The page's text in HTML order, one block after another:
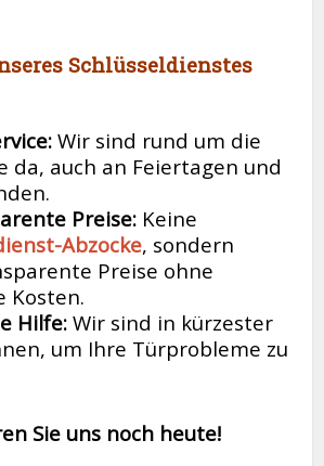
Schlüsseldienstes
Wir sind rund um die
da, auch an Feiertagen und
Preise: Keine
Abzocke, sondern
Preise ohne
Kosten.
Hilfe: Wir sind in kürzester
um Ihre Türprobleme zu
Sie uns noch heute!